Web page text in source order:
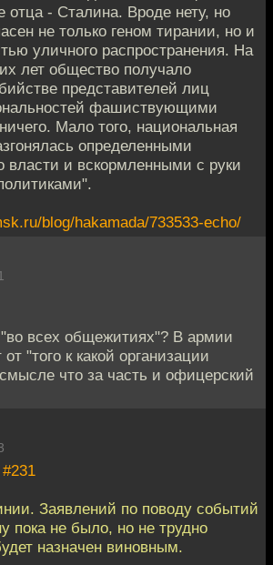
отца - Сталина. Вроде нету, но
не только геном тирании, но и
уличного распространения. На
лет общество получало
представителей лиц
фашиствующими
Мало того, национальная
определенными
власти и вскормленными с руки
blog/hakamada/733533-echo/
всех общежитиях"? В армии
"того к какой организации
что за часть и офицерский
#231
Заявлений по поводу событий
пока не было, но не трудно
назначен виновным.